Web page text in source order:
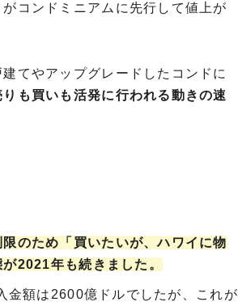
コンドミニアムに先行して値上が
てやアップグレードしたコンドに
も買いも活発に行われる動きの速
のため「買いたいが、ハワイに物
2021年も続きました。
金額は2600億ドルでしたが、これが